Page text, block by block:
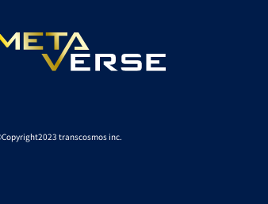
transcosmos inc.